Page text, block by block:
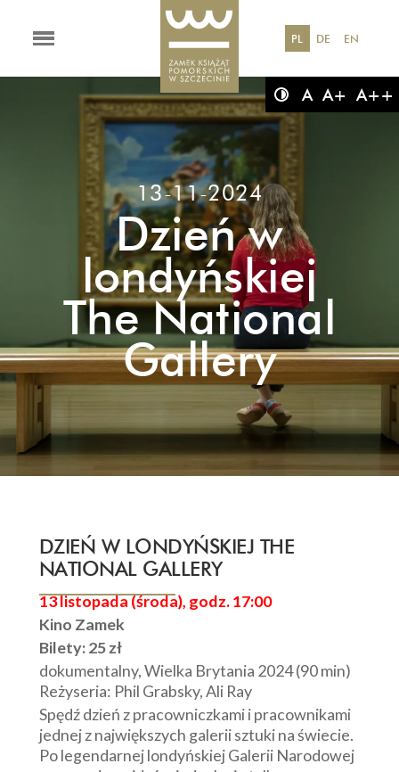
A A+ A++
PL DE EN
13-11-2024
Dzień w
londyńskiej
The National
Gallery
DZIEŃ W LONDYŃSKIEJ THE
NATIONAL GALLERY
13 listopada (środa), godz. 17:00
Kino Zamek
Bilety: 25 zł
dokumentalny, Wielka Brytania 2024 (90 min)
Reżyseria: Phil Grabsky, Ali Ray
Spędź dzień z pracowniczkami i pracownikami
jednej z największych galerii sztuki na świecie.
Po legendarnej londyńskiej Galerii Narodowej